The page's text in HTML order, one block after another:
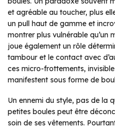
et agréable au toucher, plus
un pull haut de gamme et
montrer plus vulnérable qu’un
joue également un rôle
tambour et le contact avec
ces micro-frottements,
manifestent sous forme de
Un ennemi du style, pas de la
petites boules peut être
soin de ses vêtements.